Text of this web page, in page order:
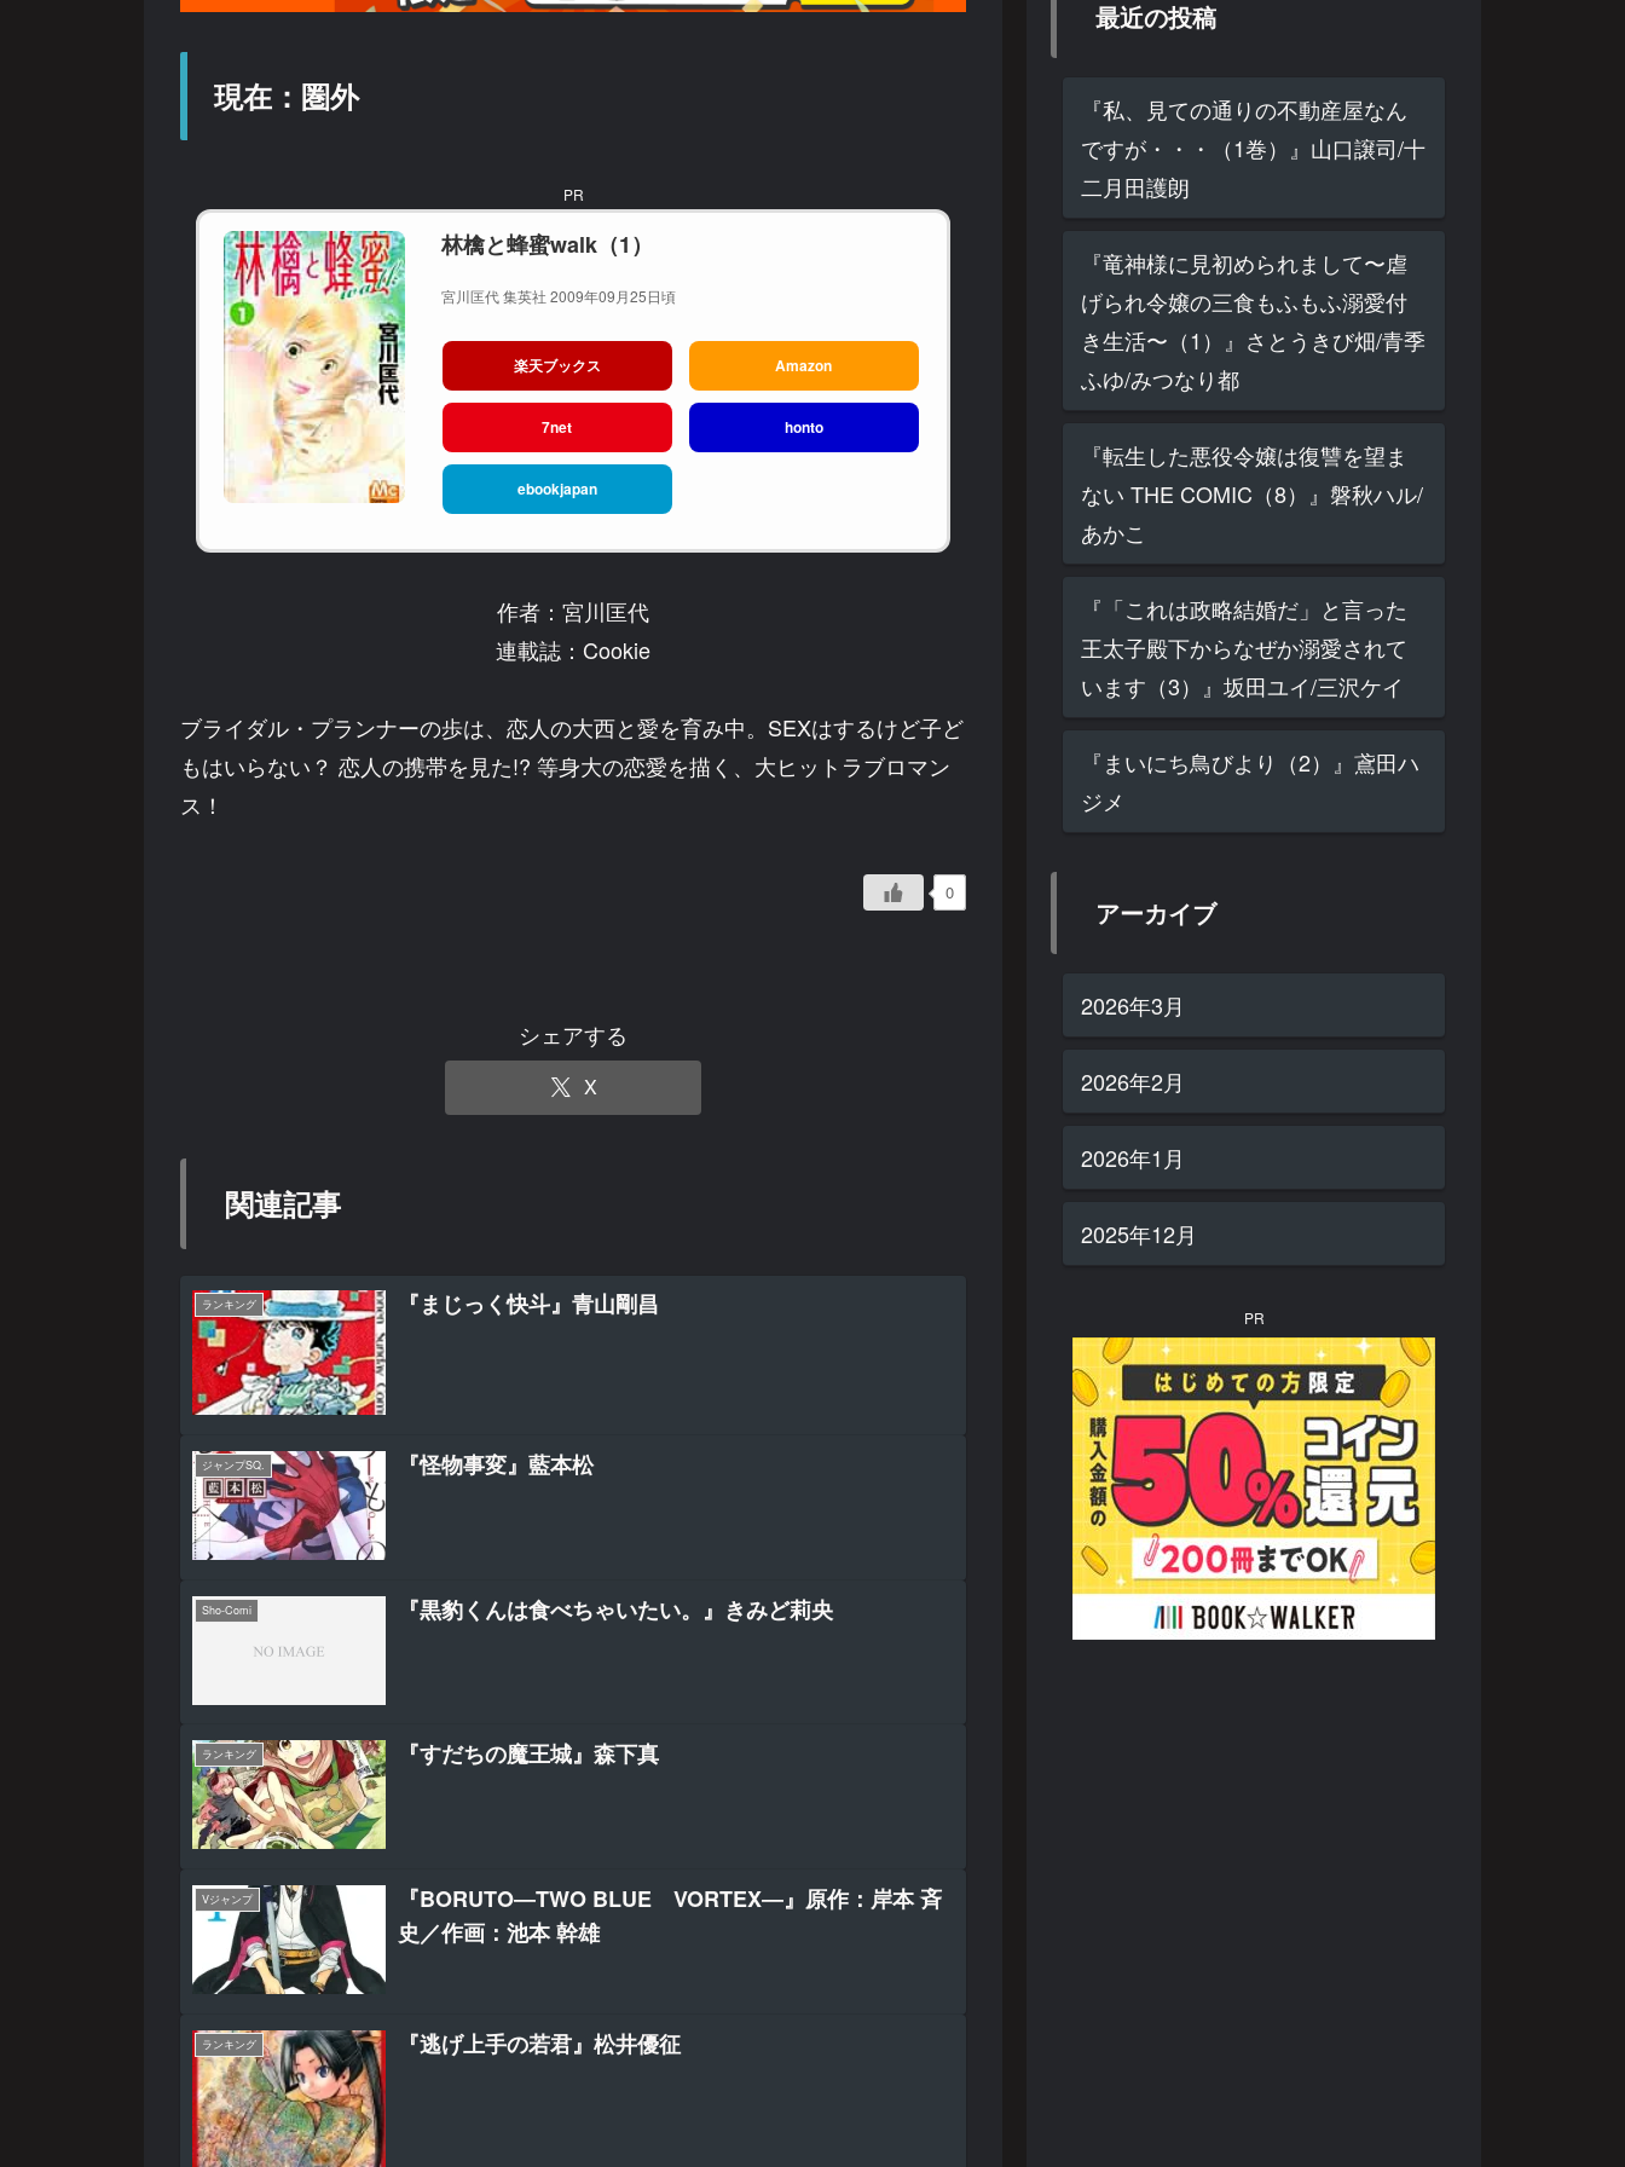
現在：圏外
PR
林檎と蜂蜜walk（1）
宮川匡代 集英社 2009年09月25日頃
楽天ブックス Amazon
7net honto
ebookjapan
作者：宮川匡代
連載誌：Cookie
ブライダル・プランナーの歩は、恋人の大西と愛を育み中。SEXはするけど子ど
もはいらない？ 恋人の携帯を見た!? 等身大の恋愛を描く、大ヒットラブロマン
ス！
0
シェアする
X
関連記事
ランキング 『まじっく快斗』青山剛昌
ジャンプSQ. 『怪物事変』藍本松
Sho-Comi 『黒豹くんは食べちゃいたい。』きみど莉央
ランキング 『すだちの魔王城』森下真
Vジャンプ
『BORUTO―TWO BLUE VORTEX―』原作：岸本 斉
史／作画：池本 幹雄
ランキング 『逃げ上手の若君』松井優征
最近の投稿
『私、見ての通りの不動産屋なん
ですが・・・（1巻）』山口譲司/十
二月田護朗
『竜神様に見初められまして〜虐
げられ令嬢の三食もふもふ溺愛付
き生活〜（1）』さとうきび畑/青季
ふゆ/みつなり都
『転生した悪役令嬢は復讐を望ま
ない THE COMIC（8）』磐秋ハル/
あかこ
『「これは政略結婚だ」と言った
王太子殿下からなぜか溺愛されて
います（3）』坂田ユイ/三沢ケイ
『まいにち鳥びより（2）』鳶田ハ
ジメ
アーカイブ
2026年3月
2026年2月
2026年1月
2025年12月
PR